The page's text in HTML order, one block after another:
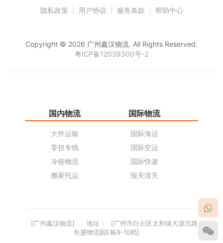
隐私政策 用户协议 服务条款 帮助中心
Copyright © 2026 广州鑫汉物流. All Rights Reserved.
粤ICP备12039300号-2
国内物流
大件运输
零担专线
冷链物流
搬家托运
国际物流
国际海运
国际空运
国际快递
报关清关
[广州鑫汉物流] 地址：
[广州市白云区太和镇大源北路
长盛物流园E栋9-10档]